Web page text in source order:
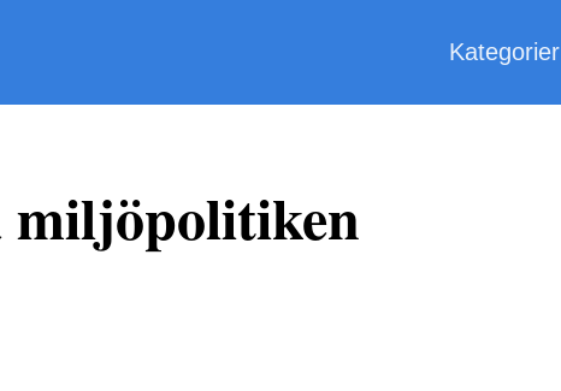
Kategorier
miljöpolitiken